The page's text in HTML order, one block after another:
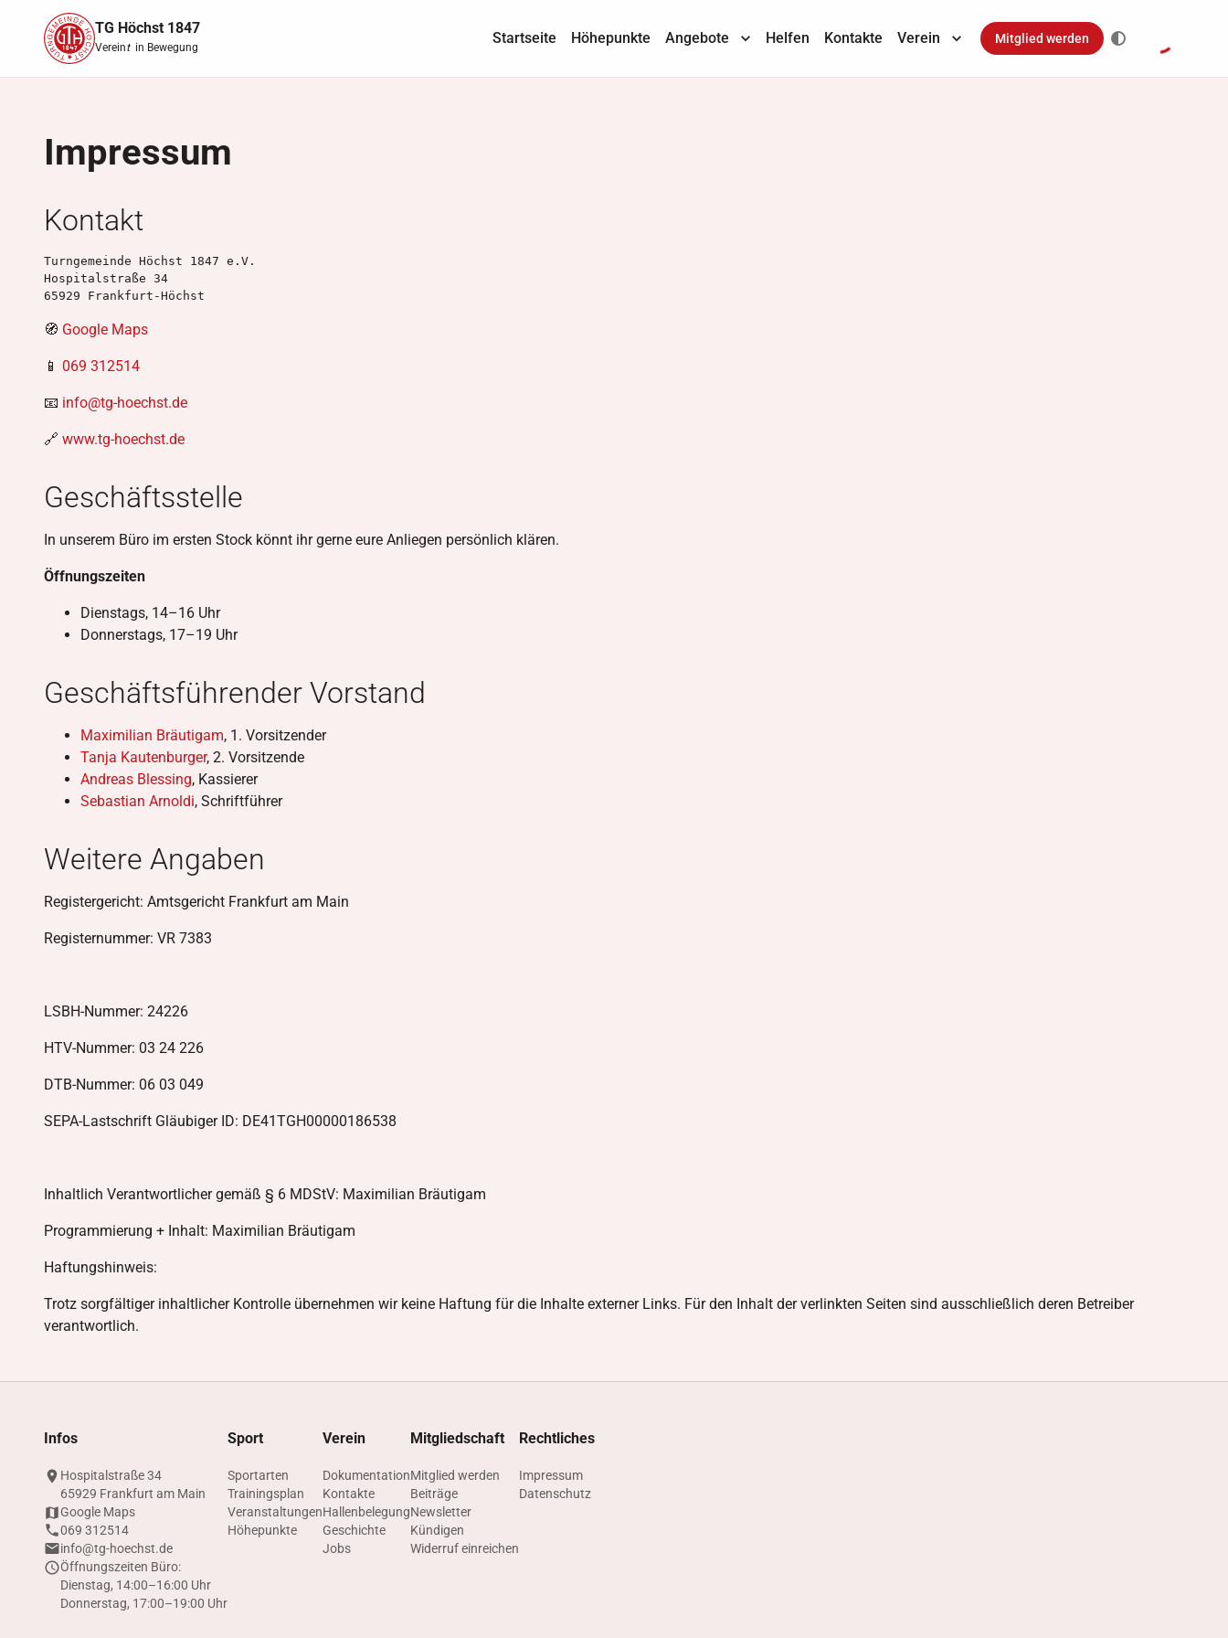
TG Höchst 1847
Vereintin Bewegung
Startseite Höhepunkte Angebote Helfen Kontakte Verein Mitglied werden
Impressum
Kontakt
Turngemeinde Höchst 1847 e.V.
Hospitalstraße 34
65929 Frankfurt-Höchst
🧭 Google Maps
📱 069 312514
📧 info@tg-hoechst.de
🔗 www.tg-hoechst.de
Geschäftsstelle
In unserem Büro im ersten Stock könnt ihr gerne eure Anliegen persönlich klären.
Öffnungszeiten
Dienstags, 14–16 Uhr
Donnerstags, 17–19 Uhr
Geschäftsführender Vorstand
Maximilian Bräutigam, 1. Vorsitzender
Tanja Kautenburger, 2. Vorsitzende
Andreas Blessing, Kassierer
Sebastian Arnoldi, Schriftführer
Weitere Angaben
Registergericht: Amtsgericht Frankfurt am Main
Registernummer: VR 7383
LSBH-Nummer: 24226
HTV-Nummer: 03 24 226
DTB-Nummer: 06 03 049
SEPA-Lastschrift Gläubiger ID: DE41TGH00000186538
Inhaltlich Verantwortlicher gemäß § 6 MDStV: Maximilian Bräutigam
Programmierung + Inhalt: Maximilian Bräutigam
Haftungshinweis:
Trotz sorgfältiger inhaltlicher Kontrolle übernehmen wir keine Haftung für die Inhalte externer Links. Für den Inhalt der verlinkten Seiten sind ausschließlich deren Betreiber
verantwortlich.
Infos
Hospitalstraße 34
65929 Frankfurt am Main
Google Maps
069 312514
info@tg-hoechst.de
Öffnungszeiten Büro:
Dienstag, 14:00–16:00 Uhr
Donnerstag, 17:00–19:00 Uhr
Sport
Sportarten
Trainingsplan
Veranstaltungen
Höhepunkte
Verein
Dokumentation
Kontakte
Hallenbelegung
Geschichte
Jobs
Mitgliedschaft
Mitglied werden
Beiträge
Newsletter
Kündigen
Widerruf einreichen
Rechtliches
Impressum
Datenschutz